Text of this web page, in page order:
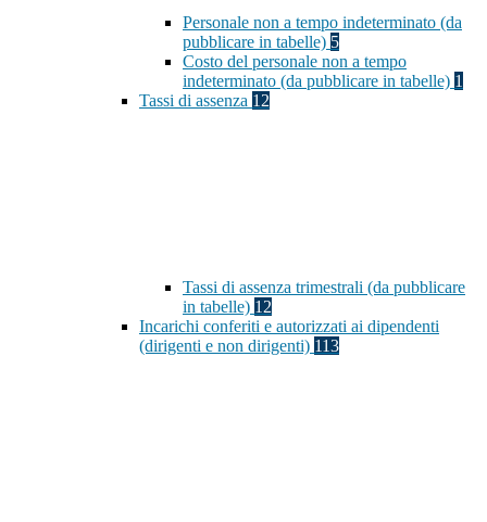
Personale non a tempo indeterminato (da
pubblicare in tabelle) 5
Costo del personale non a tempo
indeterminato (da pubblicare in tabelle) 1
Tassi di assenza 12
Tassi di assenza trimestrali (da pubblicare
in tabelle) 12
Incarichi conferiti e autorizzati ai dipendenti
(dirigenti e non dirigenti) 113